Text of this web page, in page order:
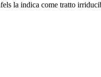
la indica come tratto